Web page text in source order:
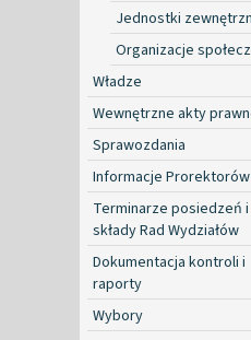
Jednostki
Organizacje
Władze
Wewnętrzne akty
Sprawozdania
Informacje Prorektorów
Terminarze posiedzeń i
składy Rad Wydziałów
Dokumentacja kontroli i
raporty
Wybory